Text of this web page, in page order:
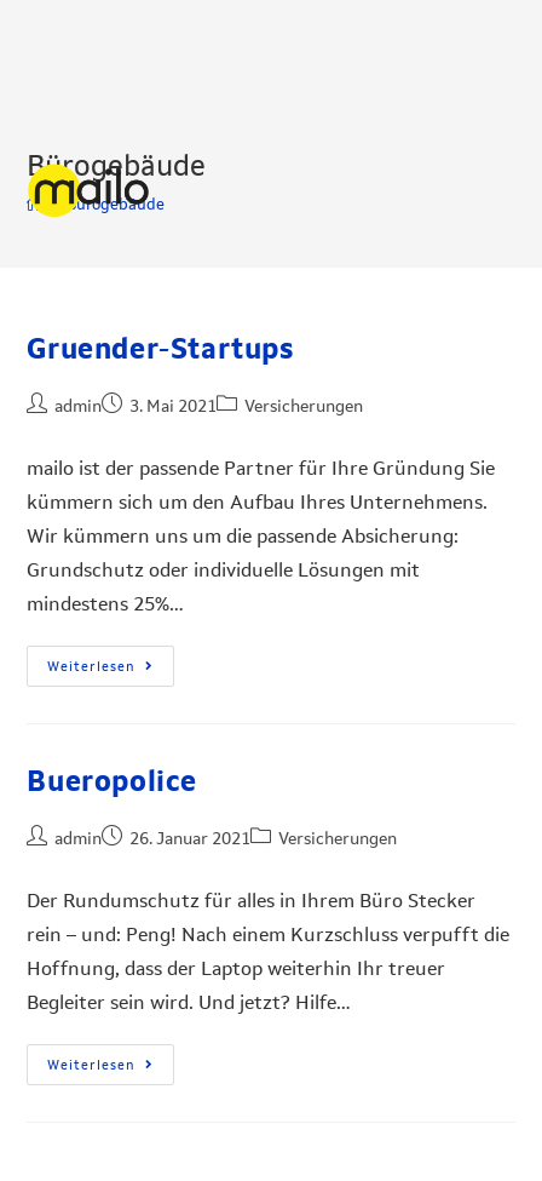
Bürogebäude
> Bürogebäude
Gruender-Startups
admin 3. Mai 2021 Versicherungen
mailo ist der passende Partner für Ihre Gründung Sie
kümmern sich um den Aufbau Ihres Unternehmens.
Wir kümmern uns um die passende Absicherung:
Grundschutz oder individuelle Lösungen mit
mindestens 25%…
Weiterlesen
Bueropolice
admin 26. Januar 2021 Versicherungen
Der Rundumschutz für alles in Ihrem Büro Stecker
rein – und: Peng! Nach einem Kurzschluss verpufft die
Hoffnung, dass der Laptop weiterhin Ihr treuer
Begleiter sein wird. Und jetzt? Hilfe…
Weiterlesen